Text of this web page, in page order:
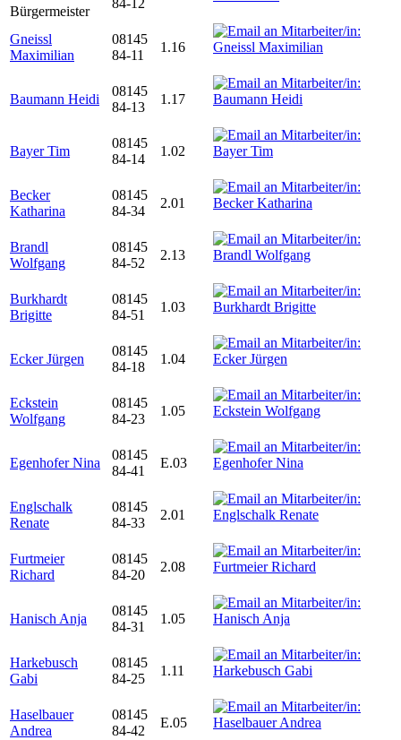
Bürgermeister
84-12
Gneissl
Maximilian
08145
84-11
1.16
Baumann Heidi
08145
84-13
1.17
Bayer Tim
08145
84-14
1.02
Becker
Katharina
08145
84-34
2.01
Brandl
Wolfgang
08145
84-52
2.13
Burkhardt
Brigitte
08145
84-51
1.03
Ecker Jürgen
08145
84-18
1.04
Eckstein
Wolfgang
08145
84-23
1.05
Egenhofer Nina
08145
84-41
E.03
Englschalk
Renate
08145
84-33
2.01
Furtmeier
Richard
08145
84-20
2.08
Hanisch Anja
08145
84-31
1.05
Harkebusch
Gabi
08145
84-25
1.11
Haselbauer
Andrea
08145
84-42
E.05